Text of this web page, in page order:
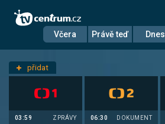
Včera Právě teď Dnes
Datum
Nastavení stanic
přidat
03:59 ZPRÁVY 06:30 DOKUMENT